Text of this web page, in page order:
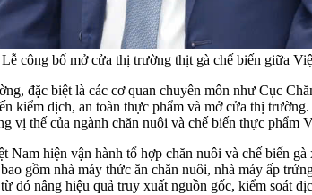
công bố mở cửa thị trường thịt gà chế biến giữa
đặc biệt là các cơ quan chuyên môn như Cục
kiểm dịch, an toàn thực phẩm và mở cửa thị
vị thế của ngành chăn nuôi và chế biến thực phẩm
hiện vận hành tổ hợp chăn nuôi và chế biến
gồm nhà máy thức ăn chăn nuôi, nhà máy ấp
đó nâng hiệu quả truy xuất nguồn gốc, kiểm soát